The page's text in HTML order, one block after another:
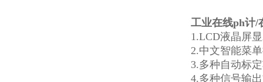
工业在线ph计/
1.LCD液晶屏
2.中文智能菜
3.多种自动标
4.多种信号输